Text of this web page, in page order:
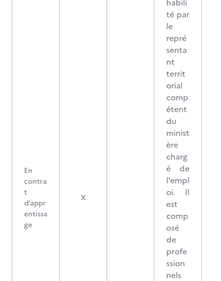
En
contra
t
d’appr
entissa
ge
X
habili
té par
le
repré
senta
nt
territ
orial
comp
étent
du
minist
ère
charg
é de
l'empl
oi. Il
est
comp
osé
de
profe
ssion
nels